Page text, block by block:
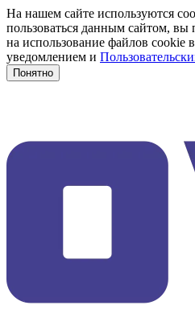
На нашем сайте используются
пользоваться данным сайтом, вы
на использование файлов cookie
уведомлением и
Понятно